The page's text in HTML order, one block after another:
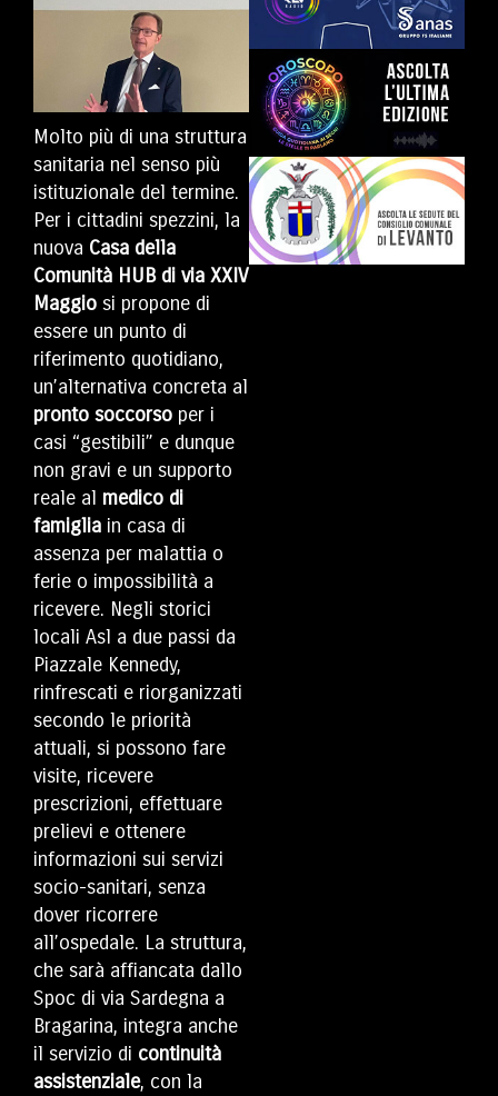
Molto più di una struttura
sanitaria nel senso più
istituzionale del termine.
Per i cittadini spezzini, la
nuova Casa della
Comunità HUB di via XXIV
Maggio si propone di
essere un punto di
riferimento quotidiano,
un’alternativa concreta al
pronto soccorso per i
casi “gestibili” e dunque
non gravi e un supporto
reale al medico di
famiglia in casa di
assenza per malattia o
ferie o impossibilità a
ricevere. Negli storici
locali Asl a due passi da
Piazzale Kennedy,
rinfrescati e riorganizzati
secondo le priorità
attuali, si possono fare
visite, ricevere
prescrizioni, effettuare
prelievi e ottenere
informazioni sui servizi
socio-sanitari, senza
dover ricorrere
all’ospedale. La struttura,
che sarà affiancata dallo
Spoc di via Sardegna a
Bragarina, integra anche
il servizio di continuità
assistenziale, con la